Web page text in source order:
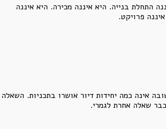
התחלת בנייה. היא איננה מכירה. היא איננה
פרויקט.
אינה כמה יחידות דיור אושרו בתכניות. השאלה
שאלה אחרת לגמרי.